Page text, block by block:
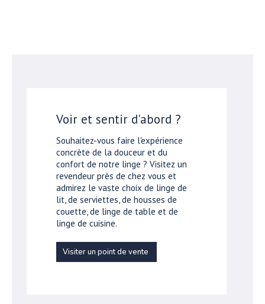
Voir et sentir d'abord ?
Souhaitez-vous faire l'expérience
concrète de la douceur et du
confort de notre linge ? Visitez un
revendeur près de chez vous et
admirez le vaste choix de linge de
lit, de serviettes, de housses de
couette, de linge de table et de
linge de cuisine.
Visiter un point de vente